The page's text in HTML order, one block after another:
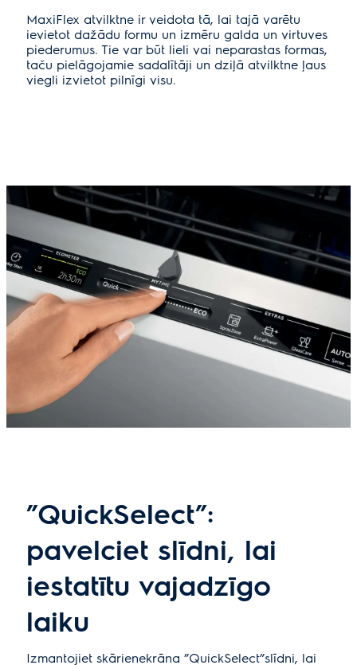
MaxiFlex atvilktne ir veidota tā, lai tajā varētu
ievietot dažādu formu un izmēru galda un virtuves
piederumus. Tie var būt lieli vai neparastas formas,
taču pielāgojamie sadalītāji un dziļā atvilktne ļaus
viegli izvietot pilnīgi visu.
”QuickSelect”:
pavelciet slīdni, lai
iestatītu vajadzīgo
laiku
Izmantojiet skārienekrāna ”QuickSelect”slīdni, lai